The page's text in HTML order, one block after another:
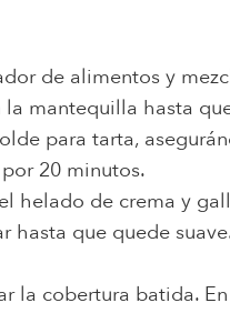
de alimentos y
la mantequilla hasta
para tarta,
20 minutos.
helado de crema y
hasta que quede
la cobertura batida.